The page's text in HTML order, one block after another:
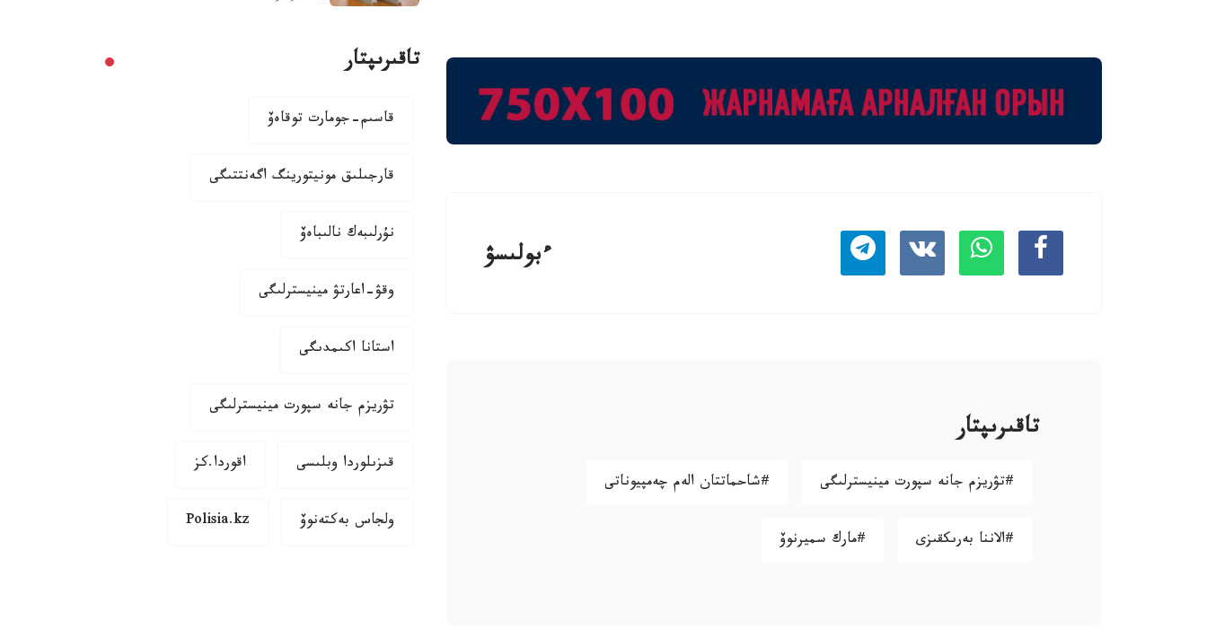
ءبولىسۋ
تاقىرىپتار
#تۋريزم جانە سپورت مينيسترلىگى #شاحماتتان الەم چەمپيوناتى
#الاننا بەرىكقىزى #مارك سميرنوۆ
تاقىرىپتار
قاسىم-جومارت توقاەۆ
قارجىلىق مونيتورينگ اگەنتتىگى
نۇرلىبەك نالىباەۆ
وقۋ-اعارتۋ مينيسترلىگى
استانا اكىمدىگى
تۋريزم جانە سپورت مينيسترلىگى
قىزىلوردا وبلىسى اقوردا.كز
ولجاس بەكتەنوۆ Polisia.kz